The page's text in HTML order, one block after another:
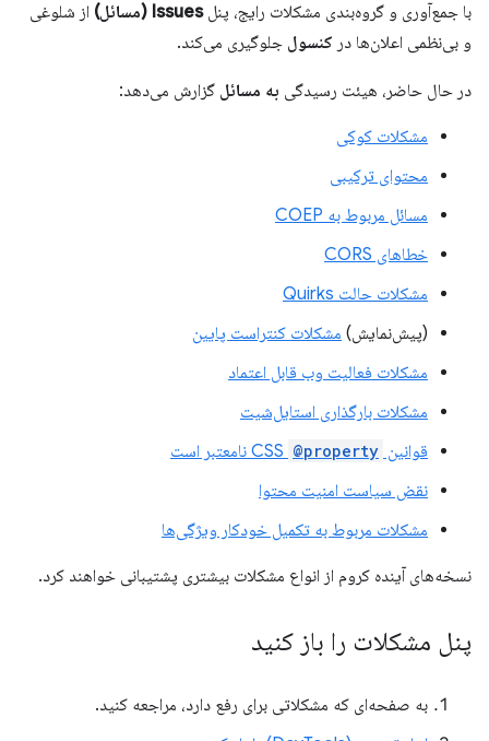
با جمع‌آوری و گروه‌بندی مشکلات رایج، پنلIssues (مسائل)
از شلوغی
و بی‌نظمی اعلان‌ها در کنسول جلوگیری می‌کند.
در حال حاضر، هیئت رسیدگی به مسائل گزارش می‌دهد:
مشکلات کوکی
محتوای ترکیبی
مسائل مربوط به COEP
خطاهای CORS
مشکلات حالت Quirks
(پیش‌نمایش) مشکلات کنتراست پایین
مشکلات فعالیت وب قابل اعتماد
مشکلات بارگذاری استایل‌شیت
قوانین CSS @property
نامعتبر است
نقض سیاست امنیت محتوا
مشکلات مربوط به تکمیل خودکار ویژگی‌ها
نسخه‌های آینده کروم از انواع مشکلات بیشتری پشتیبانی خواهند کرد.
پنل مشکلات را باز کنید
به صفحه‌ای که مشکلاتی برای رفع دارد، مراجعه کنید.